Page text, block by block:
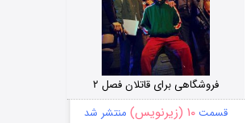
فروشگاهی برای قاتلان فصل ۲
قسمت۱۰ (زیرنویس) منتشر شد